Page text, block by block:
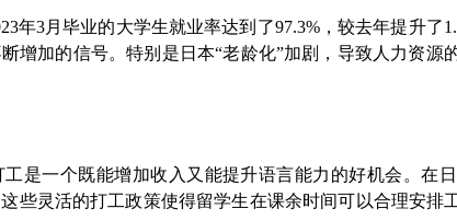
年3月毕业的大学生就业率达到了97.3%，较去年提升了
增加的信号。特别是日本“老龄化”加剧，导致人力资源
是一个既能增加收入又能提升语言能力的好机会。在
些灵活的打工政策使得留学生在课余时间可以合理安排